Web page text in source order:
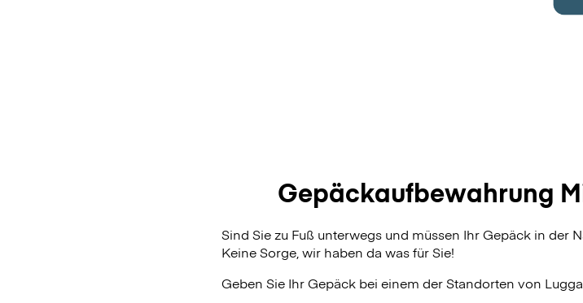
Gepäckaufbewahrung
Sind Sie zu Fuß unterwegs und müssen Ihr Gepäck in der
Keine Sorge, wir haben da was für Sie!
Geben Sie Ihr Gepäck bei einem der Standorten von